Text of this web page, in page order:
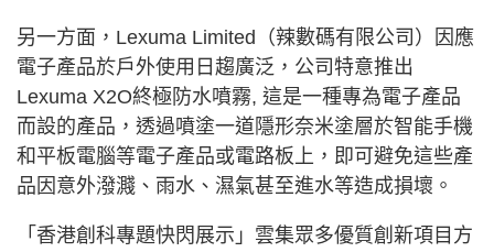
另一方面，Lexuma Limited（辣數碼有限公司）因應
電子產品於戶外使用日趨廣泛，公司特意推出
Lexuma X2O終極防水噴霧, 這是一種專為電子產品
而設的產品，透過噴塗一道隱形奈米塗層於智能手機
和平板電腦等電子產品或電路板上，即可避免這些產
品因意外潑濺、雨水、濕氣甚至進水等造成損壞。
「香港創科專題快閃展示」雲集眾多優質創新項目方